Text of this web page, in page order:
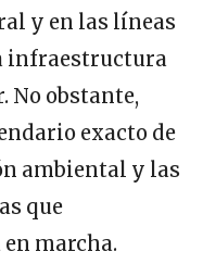
y en las líneas
infraestructura
obstante,
exacto de
ambiental y las
que
marcha.